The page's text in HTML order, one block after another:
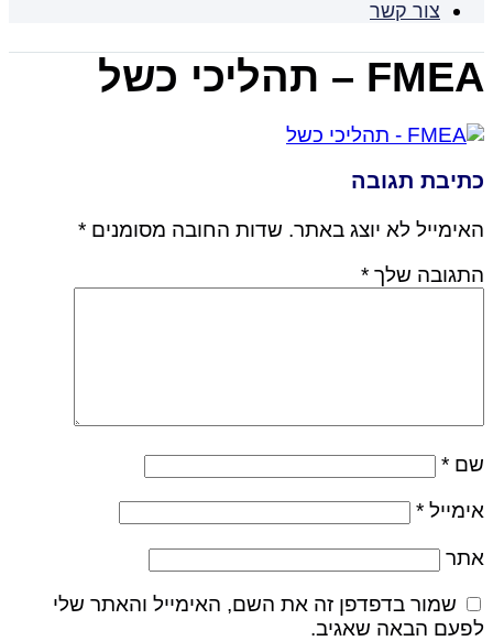
צור קשר
FMEA – תהליכי כשל
כתיבת תגובה
האימייל לא יוצג באתר. שדות החובה מסומנים *
התגובה שלך *
שם *
אימייל *
אתר
שמור בדפדפן זה את השם, האימייל והאתר שלי
לפעם הבאה שאגיב.